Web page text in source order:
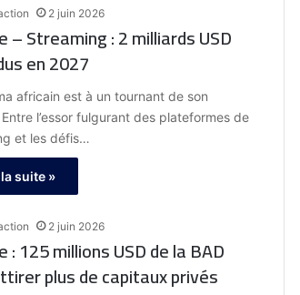
2 juin 2026
– Streaming : 2 milliards USD
en 2027
africain est à un tournant de son
l’essor fulgurant des plateformes de
et les défis…
suite »
2 juin 2026
: 125 millions USD de la BAD
plus de capitaux privés